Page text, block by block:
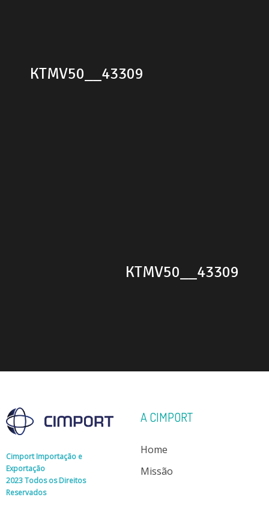
KTMV50__43309
KTMV50__43309
Cimport Importação e
Exportação
2023 Todos os Direitos
Reservados
A CIMPORT
Home
Missão